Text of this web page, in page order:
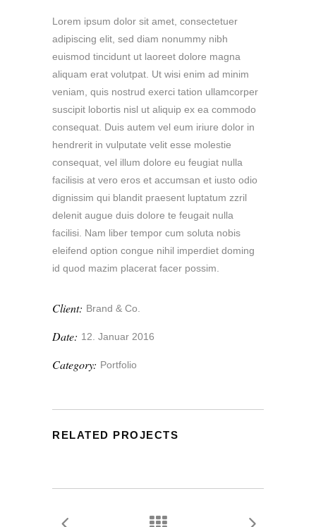
Lorem ipsum dolor sit amet, consectetuer
adipiscing elit, sed diam nonummy nibh
euismod tincidunt ut laoreet dolore magna
aliquam erat volutpat. Ut wisi enim ad minim
veniam, quis nostrud exerci tation ullamcorper
suscipit lobortis nisl ut aliquip ex ea commodo
consequat. Duis autem vel eum iriure dolor in
hendrerit in vulputate velit esse molestie
consequat, vel illum dolore eu feugiat nulla
facilisis at vero eros et accumsan et iusto odio
dignissim qui blandit praesent luptatum zzril
delenit augue duis dolore te feugait nulla
facilisi. Nam liber tempor cum soluta nobis
eleifend option congue nihil imperdiet doming
id quod mazim placerat facer possim.
Client: Brand & Co.
Date: 12. Januar 2016
Category: Portfolio
RELATED PROJECTS